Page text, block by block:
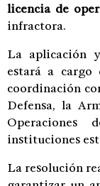
licencia de
infractora.
La aplicación
estará a cargo
coordinación
Defensa, la
Operaciones
instituciones
La resolución